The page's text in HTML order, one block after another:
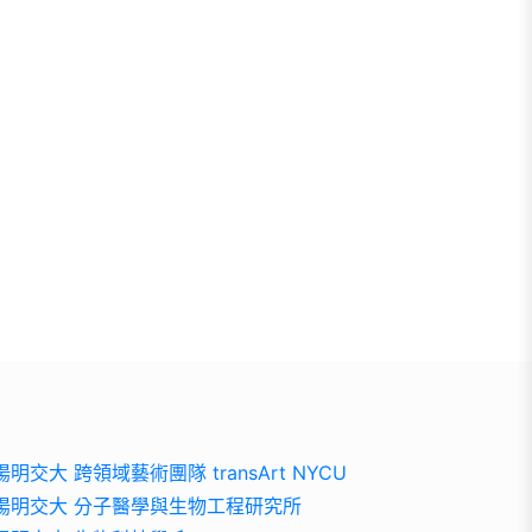
明交大 跨領域藝術團隊 transArt NYCU
明交大 分子醫學與生物工程研究所